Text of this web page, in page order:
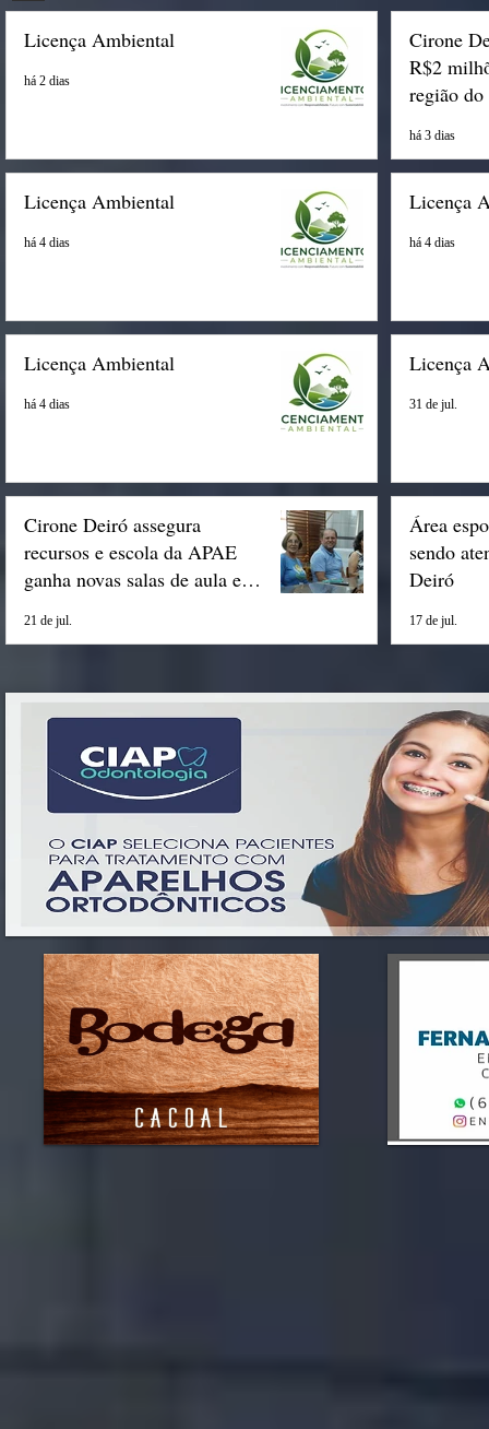
Licença Ambiental
há 2 dias
Cirone
R$2
região do
há 3 dias
Licença Ambiental
há 4 dias
Licença
há 4 dias
Licença Ambiental
há 4 dias
Licença
31 de jul.
Cirone Deiró assegura
recursos e escola da APAE
ganha novas salas de aula em
21 de jul.
Área
sendo
Deiró
17 de jul.